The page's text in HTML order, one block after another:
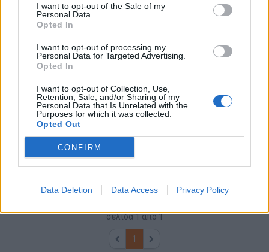
I want to opt-out of the Sale of my
Personal Data.
Opted In
I want to opt-out of processing my
Personal Data for Targeted Advertising.
Opted In
I want to opt-out of Collection, Use,
Retention, Sale, and/or Sharing of my
Personal Data that Is Unrelated with the
Purposes for which it was collected.
Opted Out
CONFIRM
Data Deletion Data Access Privacy Policy
Πλήρης απασχόληση
14/07/2026
French speaking collection advisor
ΑΘΗΝΑ - ΑΤΤΙΚΗ
Πλήρης απασχόληση
σελίδα1από1
1